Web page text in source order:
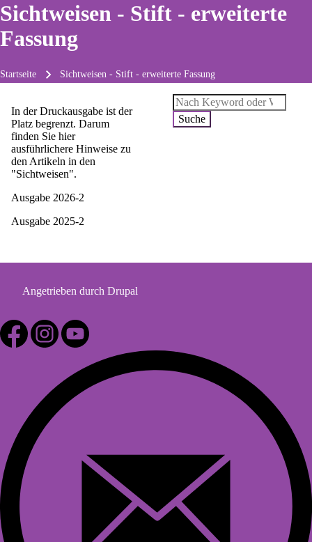
Sichtweisen - Stift - erweiterte
Fassung
Pfadnavigation
Startseite Sichtweisen - Stift - erweiterte Fassung
In der Druckausgabe ist der
Platz begrenzt. Darum
finden Sie hier
ausführlichere Hinweise zu
den Artikeln in den
"Sichtweisen".
Ausgabe 2026-2
Ausgabe 2025-2
Suche
Angetrieben durch Drupal